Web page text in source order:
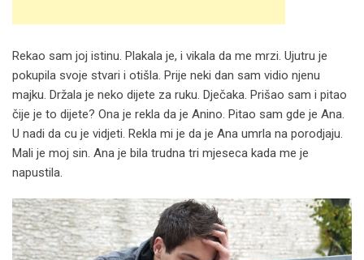
Rekao sam joj istinu. Plakala je, i vikala da me mrzi. Ujutru je
pokupila svoje stvari i otišla. Prije neki dan sam vidio njenu
majku. Držala je neko dijete za ruku. Dječaka. Prišao sam i pitao
čije je to dijete? Ona je rekla da je Anino. Pitao sam gde je Ana.
U nadi da cu je vidjeti. Rekla mi je da je Ana umrla na porodjaju.
Mali je moj sin. Ana je bila trudna tri mjeseca kada me je
napustila.